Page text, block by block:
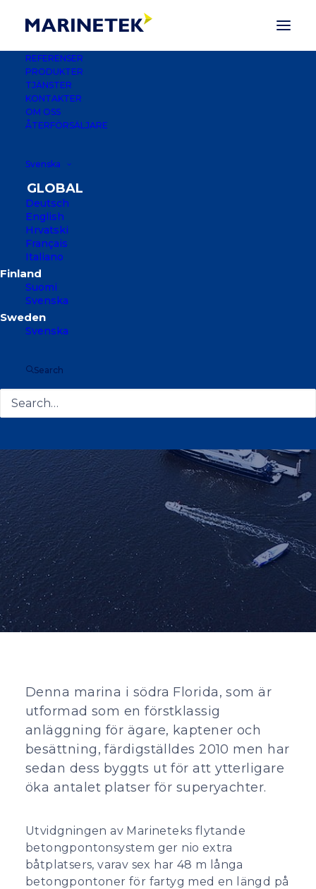
REFERENSER
PRODUKTER
TJÄNSTER
KONTAKTER
OM OSS
ÅTERFÖRSÄLJARE
Svenska
Deutsch
English
Hrvatski
Français
Italiano
Suomi
Svenska
Svenska
Search
WEST PALM BEACH, FLORIDA, USA
Denna marina i södra Florida, som är
utformad som en förstklassig
anläggning för ägare, kaptener och
besättning, färdigställdes 2010 men har
sedan dess byggts ut för att ytterligare
öka antalet platser för superyachter.
Utvidgningen av Marineteks flytande
betongpontonsystem ger nio extra
båtplatsers, varav sex har 48 m långa
betongpontoner för fartyg med en längd på